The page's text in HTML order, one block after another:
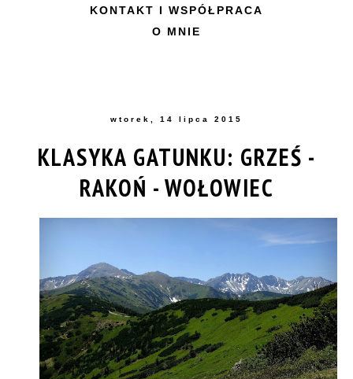
KONTAKT I WSPÓŁPRACA
O MNIE
wtorek, 14 lipca 2015
KLASYKA GATUNKU: GRZEŚ -
RAKOŃ - WOŁOWIEC